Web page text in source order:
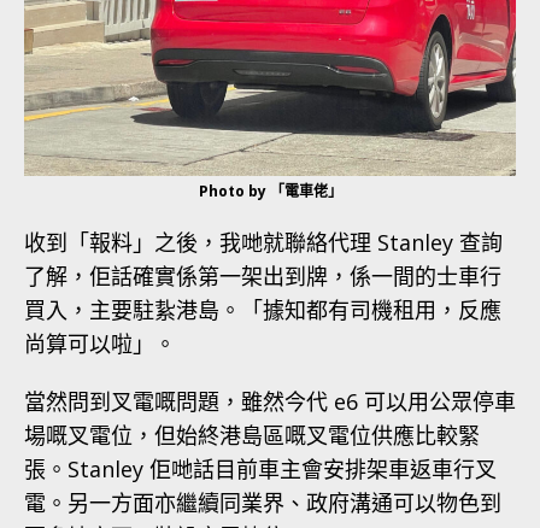
Photo by 「電車佬」
收到「報料」之後，我哋就聯絡代理 Stanley 查詢
了解，佢話確實係第一架出到牌，係一間的士車行
買入，主要駐紥港島。「據知都有司機租用，反應
尚算可以啦」。
當然問到叉電嘅問題，雖然今代 e6 可以用公眾停車
場嘅叉電位，但始終港島區嘅叉電位供應比較緊
張。Stanley 佢哋話目前車主會安排架車返車行叉
電。另一方面亦繼續同業界、政府溝通可以物色到